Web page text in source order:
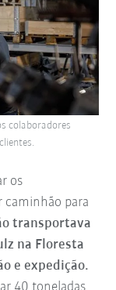
os
caminhão para
transportava
na Floresta
e expedição.
colaboradores